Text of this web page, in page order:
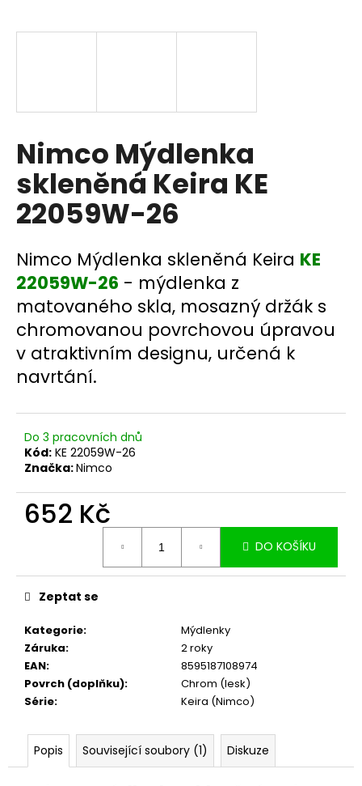
Nimco Mýdlenka
skleněná Keira KE
22059W-26
Nimco Mýdlenka skleněná Keira KE
22059W-26 - mýdlenka z
matovaného skla, mosazný držák s
chromovanou povrchovou úpravou
v atraktivním designu, určená k
navrtání.
Do 3 pracovních dnů
Kód: KE 22059W-26
Značka:Nimco
652 Kč
DO KOŠÍKU
Kategorie:
Mýdlenky
Záruka:
2 roky
EAN:
8595187108974
Povrch (doplňku):
Chrom (lesk)
Série: Keira (Nimco)
Zeptat se
Popis Související soubory (1) Diskuze
j
?
HLEDAT
D
o
p
o
r
u
č
u
e
m
e